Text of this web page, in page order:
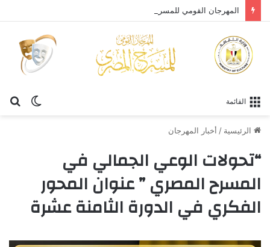
الوضع
القائمة
الرئيسية / أخبار المهرجان
“تحولات الوعي الجمالي في
المسرح المصري ” عنوان المحور
الفكري في الدورة الثامنة عشرة